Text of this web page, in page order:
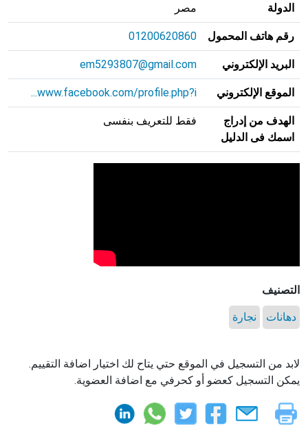
الدولة مصر
رقم هاتف المحمول 01200620860
البريد الإلكتروني em5293807@gmail.com
الموقع الإلكتروني www.facebook.com/profile.php?i...
الهدف من إدراج
اسمك فى الدليل
فقط للتعريف بنفسى
التصنيف
دهانات نجارة
لابد من التسجيل في الموقع حتي يتاح لك اختيار اضافة التقييم.
يمكن التسجيل كعضو أو كحرفي مع اضافة العضوية.